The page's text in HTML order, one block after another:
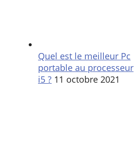
Quel est le meilleur Pc
portable au processeur
i5 ? 11 octobre 2021